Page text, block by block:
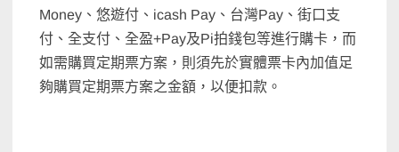
Money、悠遊付、icash Pay、台灣Pay、街口支
付、全支付、全盈+Pay及Pi拍錢包等進行購卡，而
如需購買定期票方案，則須先於實體票卡內加值足
夠購買定期票方案之金額，以便扣款。